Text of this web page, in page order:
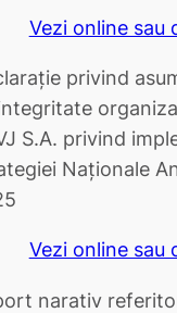
Vezi online sau
privind
S.A. privind
Naţionale
Vezi online sau
narativ